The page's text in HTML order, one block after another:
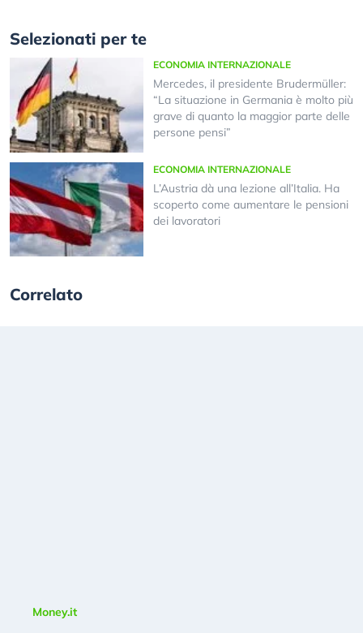
Selezionati per te
ECONOMIA INTERNAZIONALE
Mercedes, il presidente Brudermüller:
“La situazione in Germania è molto più
grave di quanto la maggior parte delle
persone pensi”
ECONOMIA INTERNAZIONALE
L’Austria dà una lezione all’Italia. Ha
scoperto come aumentare le pensioni
dei lavoratori
Correlato
Money.it